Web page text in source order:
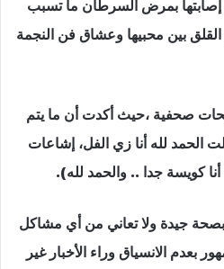
إصابتها بمرض السرطان ما تسبب
بين محبيها وعشاق فن النجمة
صحفية ،حيث أكدت أن ما يتم
الحمد لله أنا زي الفل، إشاعات
أنا كويسة جدا .. والحمد لله).
جيدة ولا تعاني من أي مشاكل
بعدم الانسياق وراء الأخبار غير